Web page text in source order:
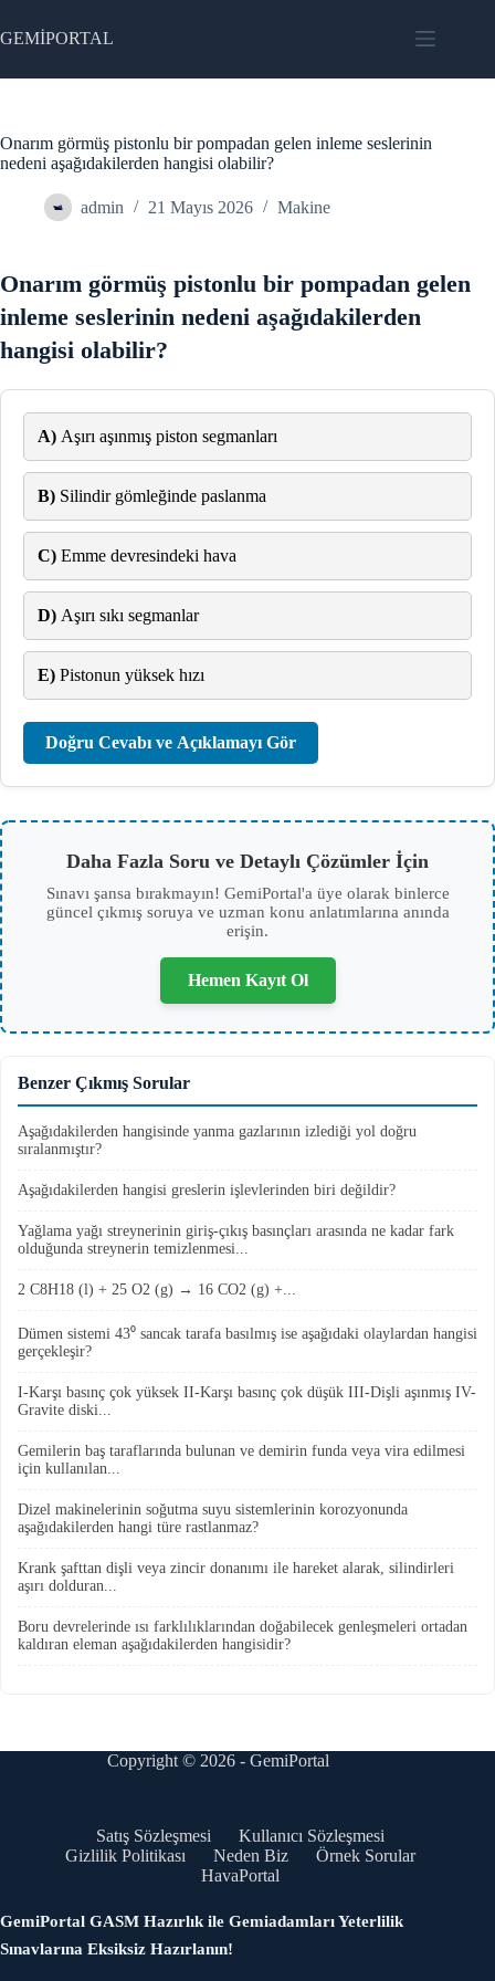
to
content
GEMİPORTAL
Onarım görmüş pistonlu bir pompadan gelen inleme seslerinin
nedeni aşağıdakilerden hangisi olabilir?
admin 21 Mayıs 2026 Makine
Onarım görmüş pistonlu bir pompadan gelen
inleme seslerinin nedeni aşağıdakilerden
hangisi olabilir?
A) Aşırı aşınmış piston segmanları
B) Silindir gömleğinde paslanma
C) Emme devresindeki hava
D) Aşırı sıkı segmanlar
E) Pistonun yüksek hızı
Doğru Cevabı ve Açıklamayı Gör
Daha Fazla Soru ve Detaylı Çözümler İçin
Sınavı şansa bırakmayın! GemiPortal'a üye olarak binlerce
güncel çıkmış soruya ve uzman konu anlatımlarına anında
erişin.
Hemen Kayıt Ol
Benzer Çıkmış Sorular
Aşağıdakilerden hangisinde yanma gazlarının izlediği yol doğru
sıralanmıştır?
Aşağıdakilerden hangisi greslerin işlevlerinden biri değildir?
Yağlama yağı streynerinin giriş-çıkış basınçları arasında ne kadar fark
olduğunda streynerin temizlenmesi...
2 C8H18 (l) + 25 O2 (g) → 16 CO2 (g) +...
Dümen sistemi 43⁰ sancak tarafa basılmış ise aşağıdaki olaylardan hangisi
gerçekleşir?
I-Karşı basınç çok yüksek II-Karşı basınç çok düşük III-Dişli aşınmış IV-
Gravite diski...
Gemilerin baş taraflarında bulunan ve demirin funda veya vira edilmesi
için kullanılan...
Dizel makinelerinin soğutma suyu sistemlerinin korozyonunda
aşağıdakilerden hangi türe rastlanmaz?
Krank şafttan dişli veya zincir donanımı ile hareket alarak, silindirleri
aşırı dolduran...
Boru devrelerinde ısı farklılıklarından doğabilecek genleşmeleri ortadan
kaldıran eleman aşağıdakilerden hangisidir?
Copyright © 2026 - GemiPortal
Satış Sözleşmesi
Kullanıcı Sözleşmesi
Gizlilik Politikası
Neden Biz
Örnek Sorular
HavaPortal
GemiPortal GASM Hazırlık ile Gemiadamları Yeterlilik
Sınavlarına Eksiksiz Hazırlanın!